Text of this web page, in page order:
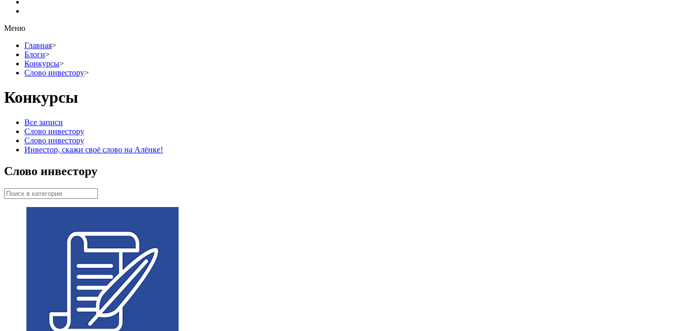
Меню
Главная>
Блоги>
Конкурсы>
Слово инвестору>
Конкурсы
Все записи
Слово инвестору
Слово инвестору
Инвестор, скажи своё слово на Алёнке!
Слово инвестору